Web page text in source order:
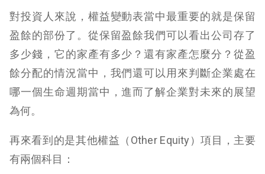
對投資人來說，權益變動表當中最重要的就是保留
盈餘的部份了。從保留盈餘我們可以看出公司存了
多少錢，它的家產有多少？還有家產怎麼分？從盈
餘分配的情況當中，我們還可以用來判斷企業處在
哪一個生命週期當中，進而了解企業對未來的展望
為何。
再來看到的是其他權益（Other Equity）項目，主要
有兩個科目：